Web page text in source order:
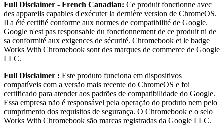
Full Disclaimer - French Canadian: Ce produit fonctionne avec
des appareils capables d'exécuter la dernière version de ChromeOS.
Il a été certifié conforme aux normes de compatibilité de Google.
Google n'est pas responsable du fonctionnement de ce produit ni de
sa conformité aux exigences de sécurité. Chromebook et le badge
Works With Chromebook sont des marques de commerce de Google
LLC.
Full Disclaimer : Este produto funciona em dispositivos
compatíveis com a versão mais recente do ChromeOS e foi
certificado para atender aos padrões de compatibilidade do Google.
Essa empresa não é responsável pela operação do produto nem pelo
cumprimento dos requisitos de segurança. O Chromebook e o selo
Works With Chromebook são marcas registradas da Google LLC.